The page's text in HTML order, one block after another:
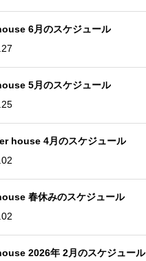
6月のスケジュール
5月のスケジュール
house 4月のスケジュール
春休みのスケジュール
2026年 2月のスケジュール